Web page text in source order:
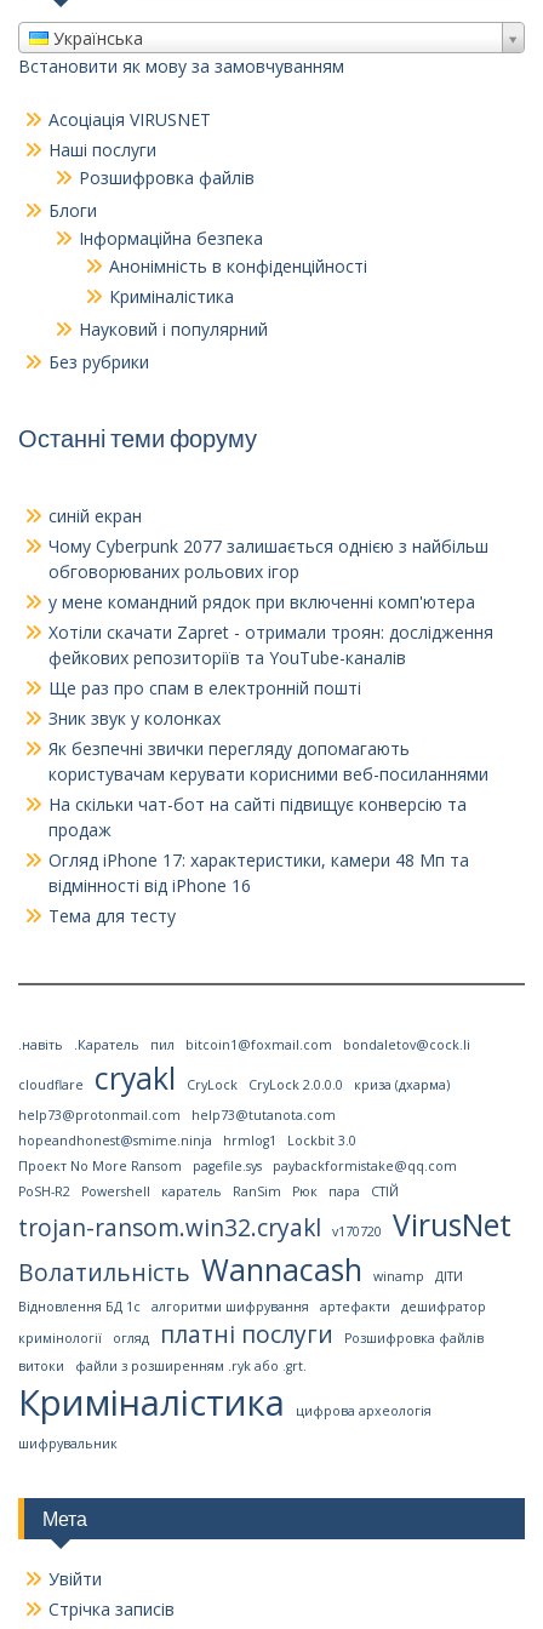
Українська
Встановити як мову за замовчуванням
Асоціація VIRUSNET
Наші послуги
Розшифровка файлів
Блоги
Інформаційна безпека
Анонімність в конфіденційності
Криміналістика
Науковий і популярний
Без рубрики
Останні теми форуму
синій екран
Чому Cyberpunk 2077 залишається однією з найбільш
обговорюваних рольових ігор
у мене командний рядок при включенні комп'ютера
Хотіли скачати Zapret - отримали троян: дослідження
фейкових репозиторіїв та YouTube-каналів
Ще раз про спам в електронній пошті
Зник звук у колонках
Як безпечні звички перегляду допомагають
користувачам керувати корисними веб-посиланнями
На скільки чат-бот на сайті підвищує конверсію та
продаж
Огляд iPhone 17: характеристики, камери 48 Мп та
відмінності від iPhone 16
Тема для тесту
.навіть .Каратель пил bitcoin1@foxmail.com bondaletov@cock.li
cloudflare cryakl CryLock CryLock 2.0.0.0
криза (дхарма)
help73@protonmail.com
help73@tutanota.com
hopeandhonest@smime.ninja
hrmlog1
Lockbit 3.0
Проект No More Ransom
pagefile.sys
paybackformistake@qq.com
PoSH-R2
Powershell каратель RanSim Рюк пара СТІЙ
trojan-ransom.win32.cryakl v170720 VirusNet
Волатильність Wannacash winamp
ДІТИ
Відновлення БД 1с
алгоритми шифрування артефакти
дешифратор
кримінології
огляд платні послуги
Розшифровка файлів
витоки
файли з розширенням .ryk або .grt.
Криміналістика
цифрова археологія
шифрувальник
Мета
Увійти
Стрічка записів